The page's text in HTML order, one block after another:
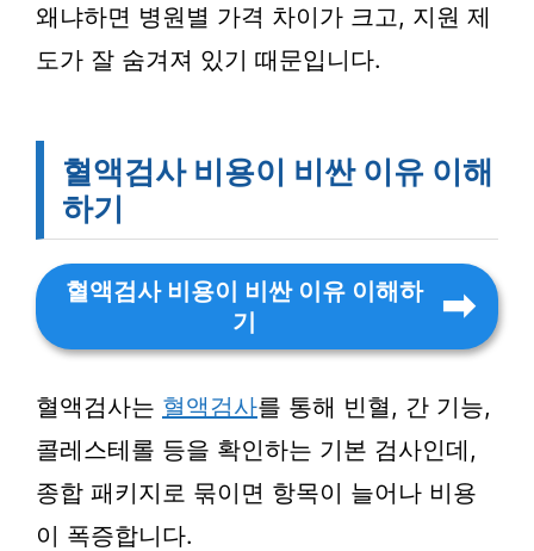
왜냐하면 병원별 가격 차이가 크고, 지원 제
도가 잘 숨겨져 있기 때문입니다.
혈액검사 비용이 비싼 이유 이해
하기
혈액검사 비용이 비싼 이유 이해하
기
혈액검사는 혈액검사를 통해 빈혈, 간 기능,
콜레스테롤 등을 확인하는 기본 검사인데,
종합 패키지로 묶이면 항목이 늘어나 비용
이 폭증합니다.